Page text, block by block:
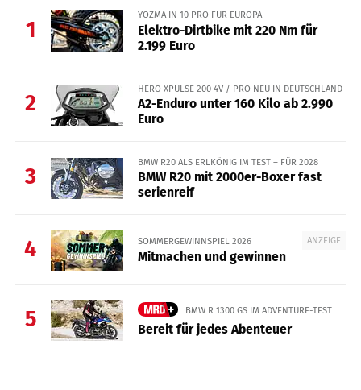
1
YOZMA IN 10 PRO FÜR EUROPA
Elektro-Dirtbike mit 220 Nm für
2.199 Euro
2
HERO XPULSE 200 4V / PRO NEU IN DEUTSCHLAND
A2-Enduro unter 160 Kilo ab 2.990
Euro
3
BMW R20 ALS ERLKÖNIG IM TEST – FÜR 2028
BMW R20 mit 2000er-Boxer fast
serienreif
4 ANZEIGE
SOMMERGEWINNSPIEL 2026
Mitmachen und gewinnen
5 BMW R 1300 GS IM ADVENTURE-TEST
Bereit für jedes Abenteuer